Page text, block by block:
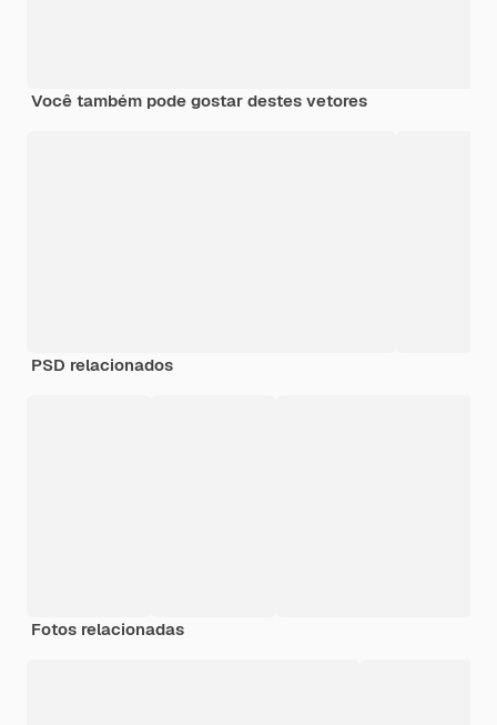
Você também pode gostar destes vetores
PSD relacionados
Fotos relacionadas